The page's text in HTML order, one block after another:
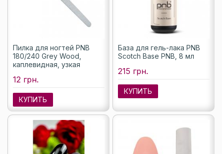
Пилка для ногтей PNB
180/240 Grey Wood,
каплевидная, узкая
12 грн.
КУПИТЬ
База для гель-лака PNB
Scotch Base PNB, 8 мл
215 грн.
КУПИТЬ